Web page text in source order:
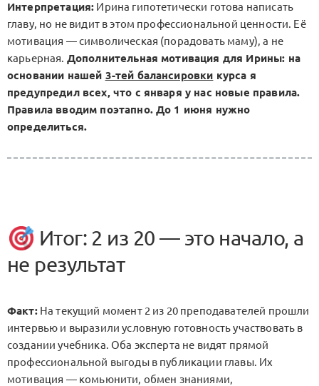
Интерпретация: Ирина гипотетически готова написать
главу, но не видит в этом профессиональной ценности. Её
мотивация — символическая (порадовать маму), а не
карьерная. Дополнительная мотивация для Ирины: на
основании нашей 3-тей балансировки курса я
предупредил всех, что с января у нас новые правила.
Правила вводим поэтапно. До 1 июня нужно
определиться.
Итог: 2 из 20 — это начало, а
не результат
Факт:На текущий момент 2 из 20 преподавателей прошли
интервью и выразили условную готовность участвовать в
создании учебника. Оба эксперта не видят прямой
профессиональной выгоды в публикации главы. Их
мотивация — комьюнити, обмен знаниями,